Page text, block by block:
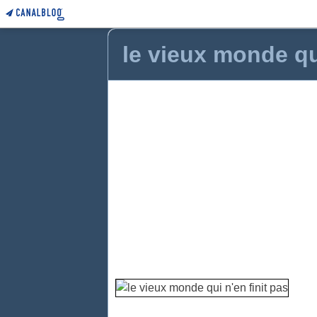
le vieux monde